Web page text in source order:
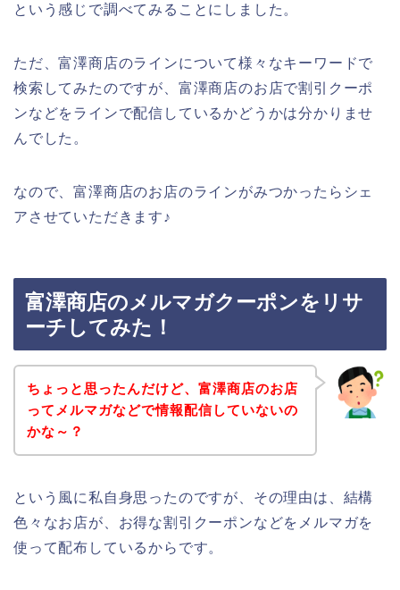
という感じで調べてみることにしました。
ただ、富澤商店のラインについて様々なキーワードで
検索してみたのですが、富澤商店のお店で割引クーポ
ンなどをラインで配信しているかどうかは分かりませ
んでした。
なので、富澤商店のお店のラインがみつかったらシェ
アさせていただきます♪
富澤商店のメルマガクーポンをリサ
ーチしてみた！
ちょっと思ったんだけど、富澤商店のお店
ってメルマガなどで情報配信していないの
かな～？
という風に私自身思ったのですが、その理由は、結構
色々なお店が、お得な割引クーポンなどをメルマガを
使って配布しているからです。